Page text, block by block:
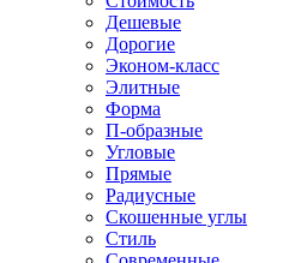
Дешевые
Дорогие
Эконом-класс
Элитные
Форма
П-образные
Угловые
Прямые
Радиусные
Скошенные углы
Стиль